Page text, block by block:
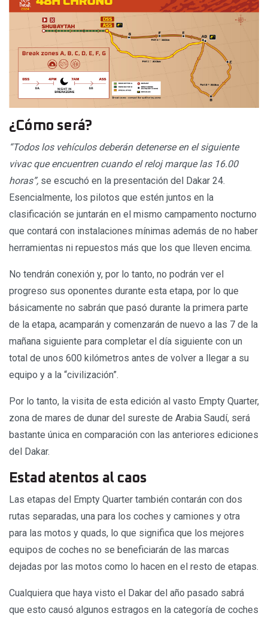
¿Cómo será?
“Todos los vehículos deberán detenerse en el siguiente
vivac que encuentren cuando el reloj marque las 16.00
horas”, se escuchó en la presentación del Dakar 24.
Esencialmente, los pilotos que estén juntos en la
clasificación se juntarán en el mismo campamento nocturno
que contará con instalaciones mínimas además de no haber
herramientas ni repuestos más que los que lleven encima.
No tendrán conexión y, por lo tanto, no podrán ver el
progreso sus oponentes durante esta etapa, por lo que
básicamente no sabrán que pasó durante la primera parte
de la etapa, acamparán y comenzarán de nuevo a las 7 de la
mañana siguiente para completar el día siguiente con un
total de unos 600 kilómetros antes de volver a llegar a su
equipo y a la “civilización”.
Por lo tanto, la visita de esta edición al vasto Empty Quarter,
zona de mares de dunar del sureste de Arabia Saudí, será
bastante única en comparación con las anteriores ediciones
del Dakar.
Estad atentos al caos
Las etapas del Empty Quarter también contarán con dos
rutas separadas, una para los coches y camiones y otra
para las motos y quads, lo que significa que los mejores
equipos de coches no se beneficiarán de las marcas
dejadas por las motos como lo hacen en el resto de etapas.
Cualquiera que haya visto el Dakar del año pasado sabrá
que esto causó algunos estragos en la categoría de coches